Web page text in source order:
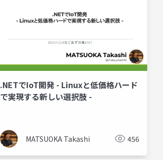
.NETでIoT開発 - Linuxと低価格ハード
で実現する新しい選択肢 -
MATSUOKA Takashi 456